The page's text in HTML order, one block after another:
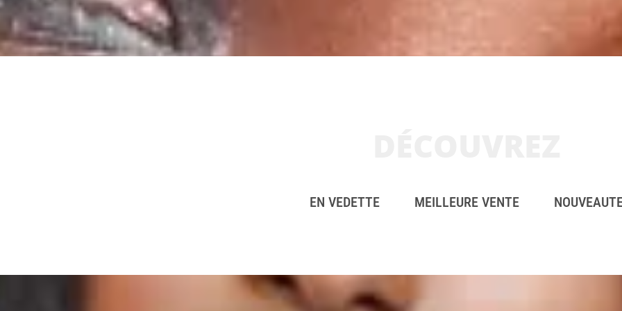
EN VEDETTE MEILLEURE VENTE